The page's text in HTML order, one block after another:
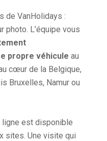
de VanHolidays :
photo. L’équipe vous
propre véhicule au
cœur de la Belgique,
Bruxelles, Namur ou
est disponible
sites. Une visite qui